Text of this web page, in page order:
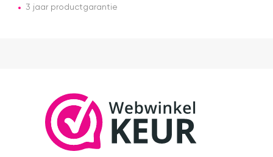
Maar
installatie
is echt
heel
3 jaar productgarantie